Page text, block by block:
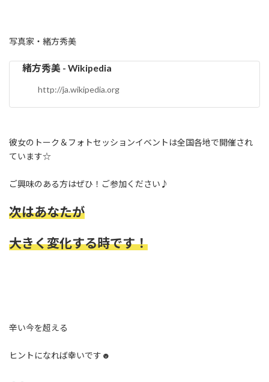
写真家・緒方秀美
緒方秀美 - Wikipedia
http://ja.wikipedia.org
彼女のトーク＆フォトセッションイベントは全国各地で開催され
ています☆
ご興味のある方はぜひ！ご参加ください♪
次はあなたが
大きく変化する時です！
辛い今を超える
ヒントになれば幸いです☻